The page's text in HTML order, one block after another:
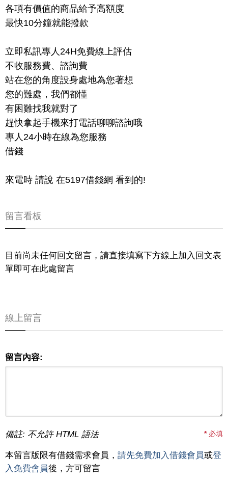
各項有價值的商品給予高額度
最快10分鐘就能撥款
立即私訊專人24H免費線上評估
不收服務費、諮詢費
站在您的角度設身處地為您著想
您的難處，我們都懂
有困難找我就對了
趕快拿起手機來打電話聊聊諮詢哦
專人24小時在線為您服務
借錢
來電時 請說 在5197借錢網 看到的!
留言看板
目前尚未任何回文留言，請直接填寫下方線上加入回文表
單即可在此處留言
線上留言
留言內容:
備註: 不允許 HTML 語法 *必填
本留言版限有借錢需求會員， 請先免費加入借錢會員或登
入免費會員後，方可留言